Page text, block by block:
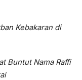
Kebakaran di
Buntut Nama Raffi